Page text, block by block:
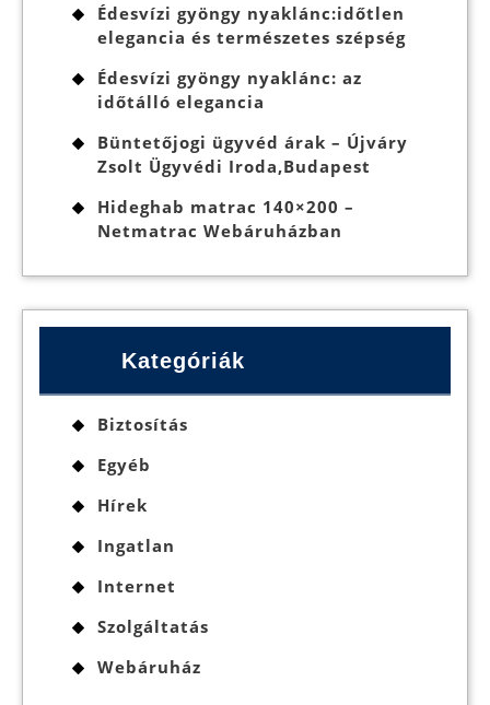
Édesvízi gyöngy nyaklánc:időtlen
elegancia és természetes szépség
Édesvízi gyöngy nyaklánc: az
időtálló elegancia
Büntetőjogi ügyvéd árak – Újváry
Zsolt Ügyvédi Iroda,Budapest
Hideghab matrac 140×200 –
Netmatrac Webáruházban
Kategóriák
Biztosítás
Egyéb
Hírek
Ingatlan
Internet
Szolgáltatás
Webáruház